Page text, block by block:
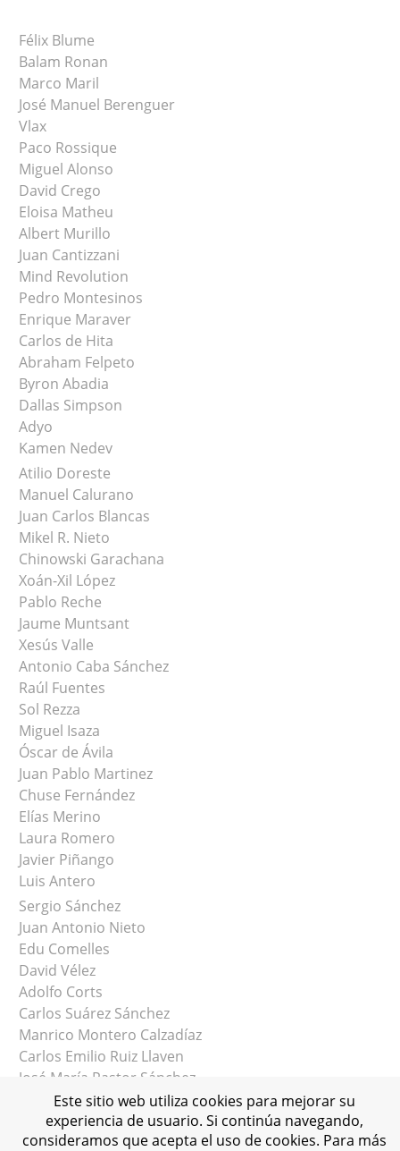
Félix Blume
Balam Ronan
Marco Maril
José Manuel Berenguer
Vlax
Paco Rossique
Miguel Alonso
David Crego
Eloisa Matheu
Albert Murillo
Juan Cantizzani
Mind Revolution
Pedro Montesinos
Enrique Maraver
Carlos de Hita
Abraham Felpeto
Byron Abadia
Dallas Simpson
Adyo
Kamen Nedev
Atilio Doreste
Manuel Calurano
Juan Carlos Blancas
Mikel R. Nieto
Chinowski Garachana
Xoán-Xil López
Pablo Reche
Jaume Muntsant
Xesús Valle
Antonio Caba Sánchez
Raúl Fuentes
Sol Rezza
Miguel Isaza
Óscar de Ávila
Juan Pablo Martinez
Chuse Fernández
Elías Merino
Laura Romero
Javier Piñango
Luis Antero
Sergio Sánchez
Juan Antonio Nieto
Edu Comelles
David Vélez
Adolfo Corts
Carlos Suárez Sánchez
Manrico Montero Calzadíaz
Carlos Emilio Ruiz Llaven
José María Pastor Sánchez
Este sitio web utiliza cookies para mejorar su
experiencia de usuario. Si continúa navegando,
consideramos que acepta el uso de cookies. Para más